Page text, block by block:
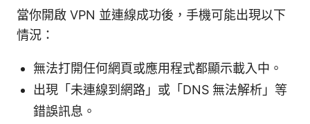
當你開啟 VPN 並連線成功後，手機可能出現以下
情況：
無法打開任何網頁或應用程式都顯示載入中。
出現「未連線到網路」或「DNS 無法解析」等
錯誤訊息。